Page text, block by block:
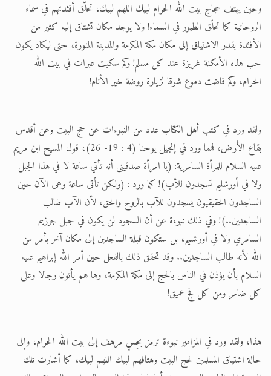
وحين يهتف حجاج بيت الله الحرام لبيك اللهم لبيك، تحلّق أفئدتهم في سماء
الروحانية كما تحلّق الطيور في السماء! ولا يوجد مكان تشتاق إليه كثير من
الأفئدة بقدر الاشتياق إلى مكان مكة المكرمة والمدينة المنورة، حتى ليكاد يكون
حب هذه الأمكنة غريزة عند كل مسلم! وكم سكبت عبرات في بيت الله
الحرام، وكم فاضت دموع شوقا لزيارة روضة خير الأنام!
ولقد ورد في كتب أهل الكتاب عدد من النبوءات عن حج البيت وعن أقدس
بقاع الأرض، فمما ورد في إنجيل يوحنا (4 : 19- 26)، قول المسيح ابن مريم
عليه السلام للمرأة السامرية: (يا امرأة صدقينى أنه تأتي ساعة لا في هذا الجبل
ولا في أورشليم تسجدون للأب)! كما ورد : (ولكن تأتى ساعة وهى الآن حين
الساجدون الحقيقيون يسجدون للآب بالروح والحق، لأن الآب طالب
الساجدين..)! وفي ذلك نبوءة عن أن السجود لن يكون في جبل جرزيم
السامري ولا في أورشليم، بل ستكون قبلة الساجدين إلى مكان آخر بأمر من
الله لأنه طالب الساجدين.. وقد تحقق ذلك بالفعل حين أمر الله إبراهيم عليه
السلام بأن يؤذن في الناس بالحج إلى مكة المكرمة، وها هم يأتون رجالا وعلى
كل ضامر ومن كل فج عميق!
هذا، ولقد ورد في المزامير نبوءة ترمز بحِسٍ مرهف إلى بيت الله الحرام، وإلى
حالة اشتياق المسلمين لحج البيت وهتافهم لبيك اللهم لبيك، كما أشارت تلك